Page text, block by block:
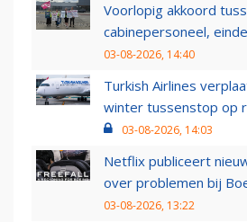
Voorlopig akkoord
cabinepersoneel,
03-08-2026, 14:40
Turkish Airlines
winter tussenstop op
03-08-2026, 14:03
Netflix publiceert
over problemen bij
03-08-2026, 13:22